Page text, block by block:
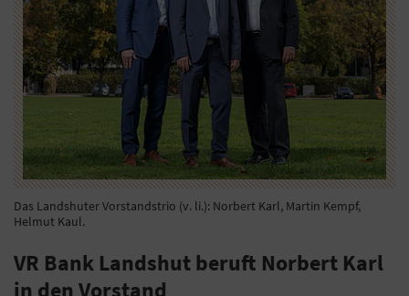
Das Landshuter Vorstandstrio (v. li.): Norbert Karl, Martin Kempf,
Helmut Kaul.
VR Bank Landshut beruft Norbert Karl
in den Vorstand